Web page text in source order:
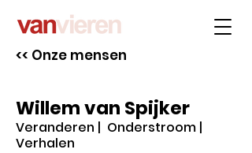
<< Onze mensen
Willem van Spijker
Veranderen | Onderstroom |
Verhalen